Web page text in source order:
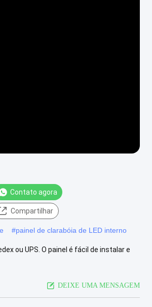
Contato agora
Compartilhar
#painel de clarabóia de LED interno
ou UPS. O painel é fácil de instalar e
DEIXE UMA MENSAGEM